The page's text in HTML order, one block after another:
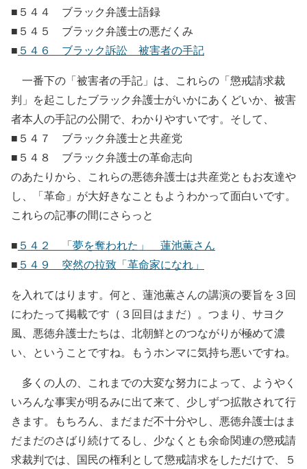
■５４４ ブラック弁護士語録
■５４５ ブラック弁護士の悪だくみ
■ ５４６ ブラック訴訟 被害者の手記
一番下の「被害者の手記」は、これらの「懲戒請求裁
判」を起こしたブラック弁護士がいかにあくどいか、被害
者本人の手記の公開で、わかりやすいです。そして、
■５４７ ブラック弁護士と共産党
■５４８ ブラック弁護士の革命志向
のあたりから、これらの悪徳弁護士は共産党ともお友達や
し、「革命」が大好きなこともようわかって面白いです。
これらの記事の間にさらっと
■ ５４２ 「夢を奪われた」 蓮池薫さん
■ ５４９ 突然の拉致「革命家になれ」
を入れてはります。何と、蓮池薫さんの講演の要旨を３回
にわたって掲載です（３回目はまだ）。つまり、サヨク
風、悪徳弁護士たちは、北朝鮮とのつながりが極めて濃
い、ということですね。もうホンマに気持ち悪いですね。
多くの人の、これまでの大変な努力によって、ようやく
いろんな事実が明るみに出て来て、少しずつ拡散されて行
きます。もちろん、まだまだ不十分やし、悪徳弁護士はま
だまだのさばり続けてるし、少なくとも余命関連の懲戒請
求裁判では、国民の権利として懲戒請求をしただけで、５